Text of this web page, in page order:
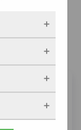
en
worden
browser
of je
site
Zo